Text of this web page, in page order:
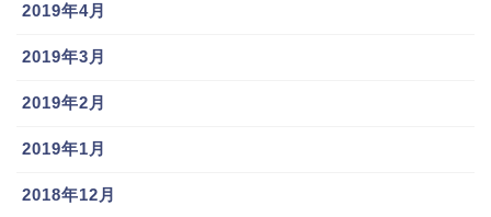
2019年4月
2019年3月
2019年2月
2019年1月
2018年12月